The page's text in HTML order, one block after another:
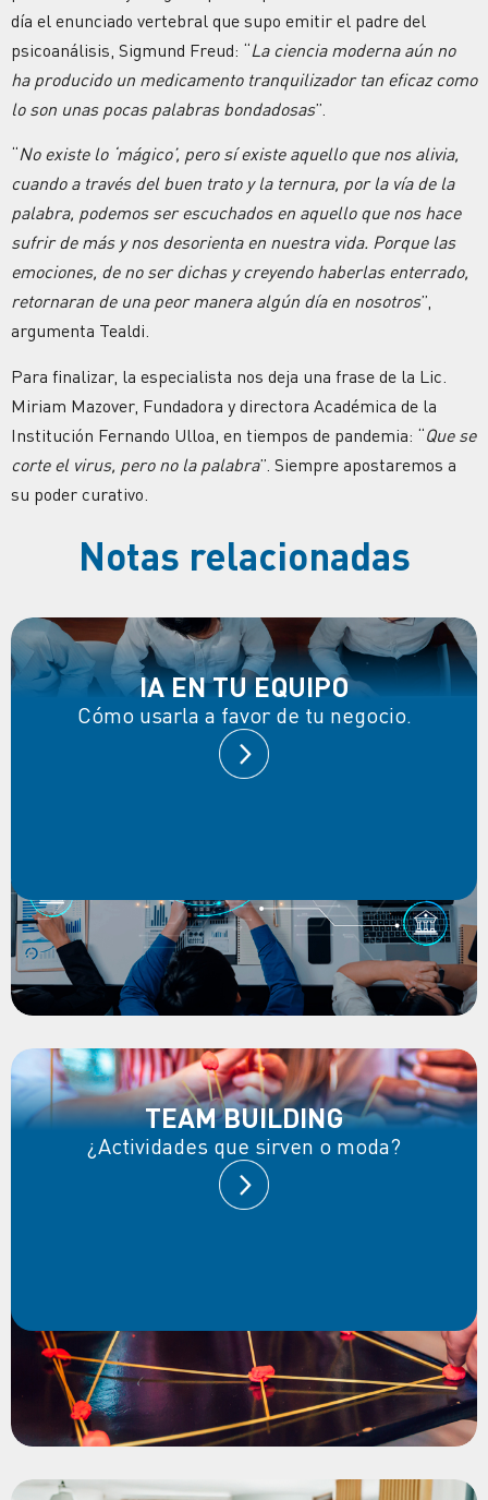
día el enunciado vertebral que supo emitir el padre del
psicoanálisis, Sigmund Freud: “La ciencia moderna aún no
ha producido un medicamento tranquilizador tan eficaz como
lo son unas pocas palabras bondadosas”.
“No existe lo ‘mágico’, pero sí existe aquello que nos alivia,
cuando a través del buen trato y la ternura, por la vía de la
palabra, podemos ser escuchados en aquello que nos hace
sufrir de más y nos desorienta en nuestra vida. Porque las
emociones, de no ser dichas y creyendo haberlas enterrado,
retornaran de una peor manera algún día en nosotros”,
argumenta Tealdi.
Para finalizar, la especialista nos deja una frase de la Lic.
Miriam Mazover, Fundadora y directora Académica de la
Institución Fernando Ulloa, en tiempos de pandemia: “Que se
corte el virus, pero no la palabra”. Siempre apostaremos a
su poder curativo.
Notas relacionadas
IA EN TU EQUIPO
Cómo usarla a favor de tu negocio.
TEAM BUILDING
¿Actividades que sirven o moda?